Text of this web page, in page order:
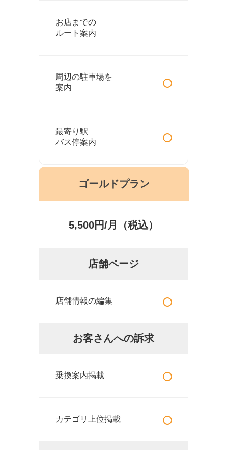
お店までの
ルート案内
周辺の駐車場を
案内
○
最寄り駅
バス停案内
○
ゴールドプラン
5,500円/月（税込）
店舗ページ
店舗情報の編集 ○
お客さんへの訴求
乗換案内掲載 ○
カテゴリ上位掲載 ○